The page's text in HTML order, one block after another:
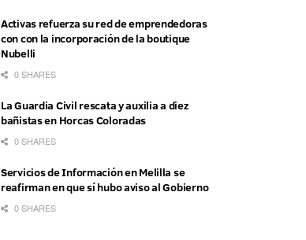
Activas refuerza su red de emprendedoras
con con la incorporación de la boutique
Nubelli
0 SHARES
La Guardia Civil rescata y auxilia a diez
bañistas en Horcas Coloradas
0 SHARES
Servicios de Información en Melilla se
reafirman en que sí hubo aviso al Gobierno
0 SHARES